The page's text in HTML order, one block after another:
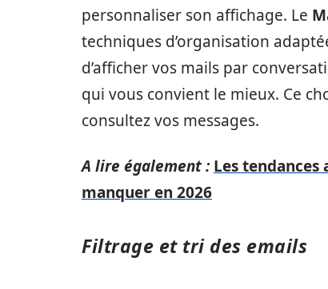
personnaliser son affichage. Le
techniques d’organisation
d’afficher vos mails par
qui vous convient le mieux. Ce
consultez vos messages.
A lire également : Les
manquer en 2026
Filtrage et tri des emails